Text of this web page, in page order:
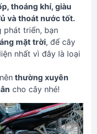
thoáng khí, giàu
và thoát nước tốt.
phát triển, bạn
mặt trời, để cây
nhất vì đây là loại
thường xuyên
cho cây nhé!